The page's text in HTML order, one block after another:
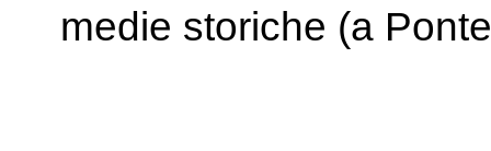
medie storiche (a